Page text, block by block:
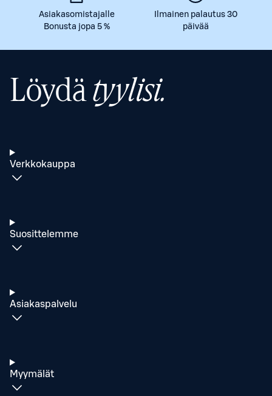
Asiakasomistajalle
Bonusta jopa 5 %
Ilmainen palautus 30
päivää
Löydätyylisi.
Verkkokauppa
Suosittelemme
Asiakaspalvelu
Myymälät